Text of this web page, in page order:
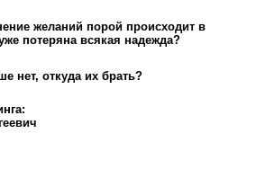
желаний порой происходит в
потеряна всякая надежда?
нет, откуда их брать?